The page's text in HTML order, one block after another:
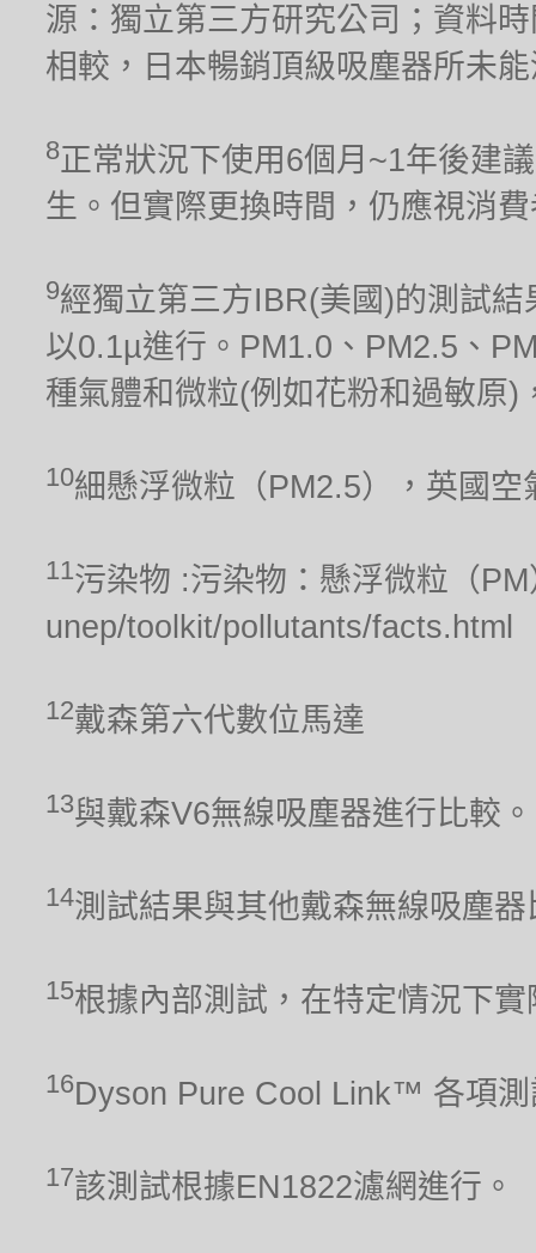
源：獨立第三方研究公司；資料
相較，日本暢銷頂級吸塵器所未
8正常狀況下使用6個月~1年後建
生。但實際更換時間，仍應視消
9經獨立第三方IBR(美國)的測試
以0.1µ進行。PM1.0、PM2.5、
種氣體和微粒(例如花粉和過敏原
10細懸浮微粒（PM2.5），英國空
11污染物 :污染物：懸浮微粒（
unep/toolkit/pollutants/facts.html
12戴森第六代數位馬達
13與戴森V6無線吸塵器進行比較。
14測試結果與其他戴森無線吸塵器
15根據內部測試，在特定情況下
16Dyson Pure Cool Link™ 各項測
17該測試根據EN1822濾網進行。